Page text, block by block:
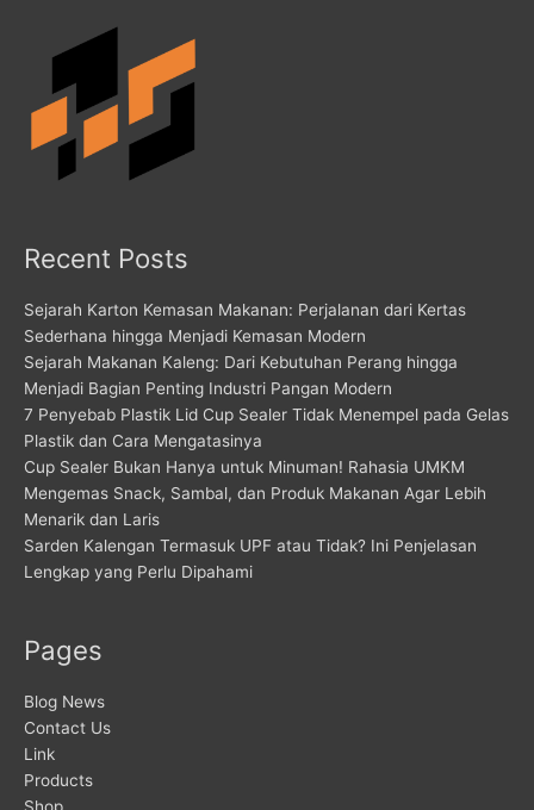
Recent Posts
Sejarah Karton Kemasan Makanan: Perjalanan dari Kertas
Sederhana hingga Menjadi Kemasan Modern
Sejarah Makanan Kaleng: Dari Kebutuhan Perang hingga
Menjadi Bagian Penting Industri Pangan Modern
7 Penyebab Plastik Lid Cup Sealer Tidak Menempel pada Gelas
Plastik dan Cara Mengatasinya
Cup Sealer Bukan Hanya untuk Minuman! Rahasia UMKM
Mengemas Snack, Sambal, dan Produk Makanan Agar Lebih
Menarik dan Laris
Sarden Kalengan Termasuk UPF atau Tidak? Ini Penjelasan
Lengkap yang Perlu Dipahami
Pages
Blog News
Contact Us
Link
Products
Shop